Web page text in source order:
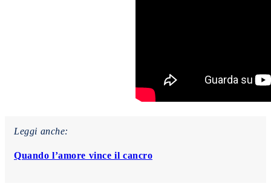
Leggi anche:
Quando l’amore vince il cancro